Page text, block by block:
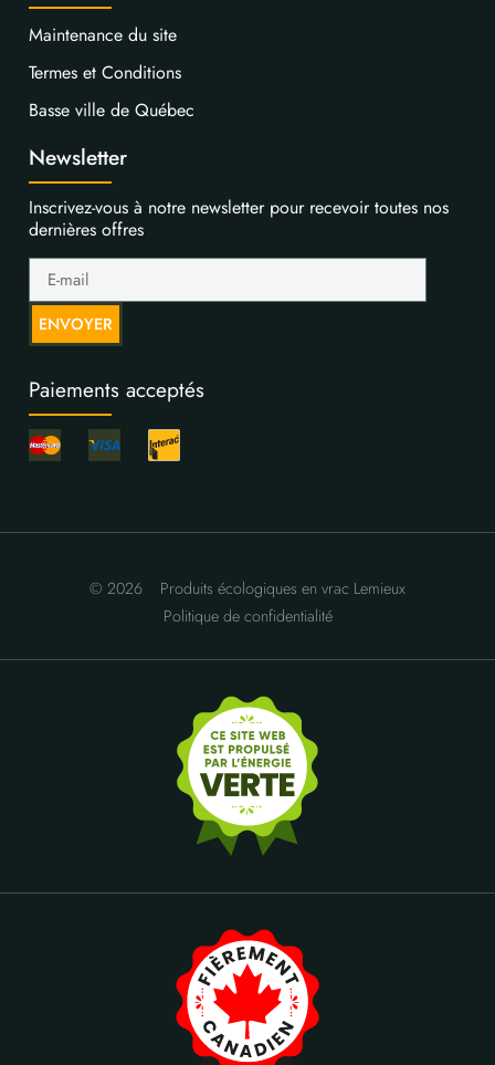
Maintenance du site
Termes et Conditions
Basse ville de Québec
Newsletter
Inscrivez-vous à notre newsletter pour recevoir toutes nos
dernières offres
ENVOYER
Paiements acceptés
© 2026
Produits écologiques en vrac Lemieux
Politique de confidentialité